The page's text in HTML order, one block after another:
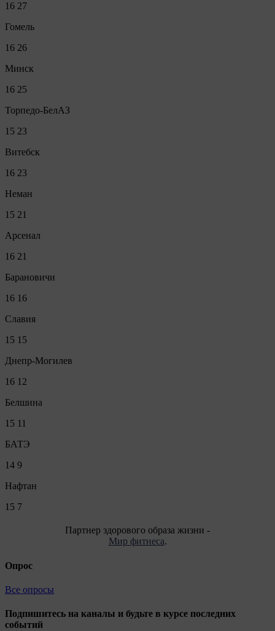
16 27
Гомель
16 26
Минск
16 25
Торпедо-БелАЗ
15 23
Витебск
16 23
Неман
15 21
Арсенал
16 21
Барановичи
16 16
Славия
15 15
Днепр-Могилев
16 12
Белшина
15 11
БАТЭ
14 9
Нафтан
15 7
Партнер здорового образа жизни -
Мир фитнеса.
Опрос
Все опросы
Подпишитесь на каналы и будьте в курсе последних
событий